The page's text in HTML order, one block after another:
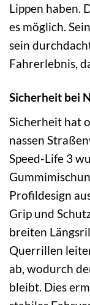
Lippen haben.
es möglich.
sein
Fahrerlebnis,
Sicherheit bei
Sicherheit hat
nassen
Speed-Life 3
Profildesign
Grip und
breiten
Querrillen
ab, wodurch
bleibt. Dies